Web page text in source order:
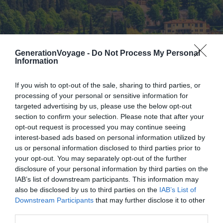
GenerationVoyage - Do Not Process My Personal
Information
If you wish to opt-out of the sale, sharing to third parties, or
processing of your personal or sensitive information for
targeted advertising by us, please use the below opt-out
section to confirm your selection. Please note that after your
opt-out request is processed you may continue seeing
interest-based ads based on personal information utilized by
us or personal information disclosed to third parties prior to
your opt-out. You may separately opt-out of the further
disclosure of your personal information by third parties on the
IAB’s list of downstream participants. This information may
also be disclosed by us to third parties on the IAB’s List of
Downstream Participants that may further disclose it to other
Pourquoi nous l’avons sélectionné :Il s’agit de l’une des
plus belles églises romanes de Florence, avec sa façade
élégante alternant marbre blanc de Carrare et
serpentinite verte. Son esplanade offre l’une des vues
les plus saisissantes sur la ville.
Pour en savoir plus :Construite à partir de 1013, l’église
San Miniato al Monte est dédiée au martyr San Miniato.
Son architecture romane se remarque tout de suite
grâce à la façade en marbre à motifs géométriques. À
l’intérieur, admirez de magnifiques fresques et une